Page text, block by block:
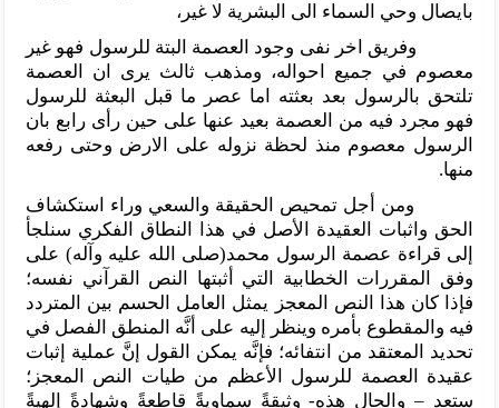
بايصال وحي السماء الى البشرية لا غير،
وفريق اخر نفى وجود العصمة البتة للرسول فهو غير
معصوم في جميع احواله، ومذهب ثالث يرى ان العصمة
تلتحق بالرسول بعد بعثته اما عصر ما قبل البعثة للرسول
فهو مجرد فيه من العصمة بعيد عنها على حين رأى رابع بان
الرسول معصوم منذ لحظة نزوله على الارض وحتى رفعه
منها.
ومن أجل تمحيص الحقيقة والسعي وراء استكشاف
الحق واثبات العقيدة الأصل في هذا النطاق الفكري سنلجأ
إلى قراءة عصمة الرسول محمد(صلى الله عليه وآله) على
وفق المقررات الخطابية التي أثبتها النص القرآني نفسه؛
فإذا كان هذا النص المعجز يمثل العامل الحسم بين المتردد
فيه والمقطوع بأمره وينظر إليه على أنَّه المنطق الفصل في
تحديد المعتقد من انتفائه؛ فإنَّه يمكن القول إنَّ عملية إثبات
عقيدة العصمة للرسول الأعظم من طيات النص المعجز؛
ستعد – والحال هذه- وثيقةً سماويةً قاطعةً وشهادةً إلهيةً